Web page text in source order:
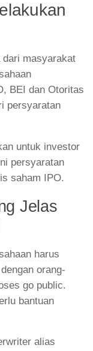
dari masyarakat
BEI dan Otoritas
persyaratan
untuk investor
persyaratan
saham IPO.
Jelas
harus
orang-
go public.
bantuan
alias